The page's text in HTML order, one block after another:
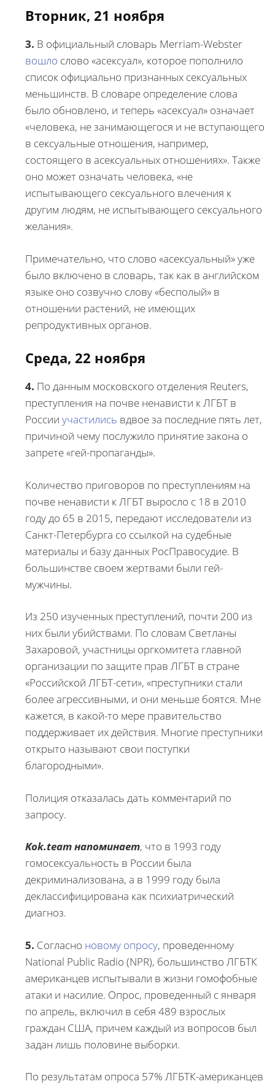
Вторник, 21 ноября
3. В официальный словарь Merriam-Webster
вошло слово «асексуал», которое пополнило
список официально признанных сексуальных
меньшинств. В словаре определение слова
было обновлено, и теперь «асексуал» означает
«человека, не занимающегося и не вступающего
в сексуальные отношения, например,
состоящего в асексуальных отношениях». Также
оно может означать человека, «не
испытывающего сексуального влечения к
другим людям, не испытывающего сексуального
желания».
Примечательно, что слово «асексуальный» уже
было включено в словарь, так как в английском
языке оно созвучно слову «бесполый» в
отношении растений, не имеющих
репродуктивных органов.
Среда, 22 ноября
4. По данным московского отделения Reuters,
преступления на почве ненависти к ЛГБТ в
России участились вдвое за последние пять лет,
причиной чему послужило принятие закона о
запрете «гей-пропаганды».
Количество приговоров по преступлениям на
почве ненависти к ЛГБТ выросло с 18 в 2010
году до 65 в 2015, передают исследователи из
Санкт-Петербурга со ссылкой на судебные
материалы и базу данных РосПравосудие. В
большинстве своем жертвами были гей-
мужчины.
Из 250 изученных преступлений, почти 200 из
них были убийствами. По словам Светланы
Захаровой, участницы оргкомитета главной
организации по защите прав ЛГБТ в стране
«Российской ЛГБТ-сети», «преступники стали
более агрессивными, и они меньше боятся. Мне
кажется, в какой-то мере правительство
поддерживает их действия. Многие преступники
открыто называют свои поступки
благородными».
Полиция отказалась дать комментарий по
запросу.
Kok.team напоминает, что в 1993 году
гомосексуальность в России была
декриминализована, а в 1999 году была
деклассифицирована как психиатрический
диагноз.
5. Согласно новому опросу, проведенному
National Public Radio (NPR), большинство ЛГБТК
американцев испытывали в жизни гомофобные
атаки и насилие. Опрос, проведенный с января
по апрель, включил в себя 489 взрослых
граждан США, причем каждый из вопросов был
задан лишь половине выборки.
По результатам опроса 57% ЛГБТК-американцев